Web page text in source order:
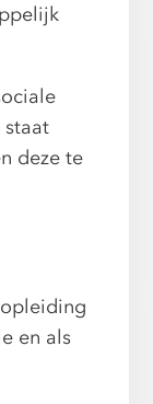
deze te
en als